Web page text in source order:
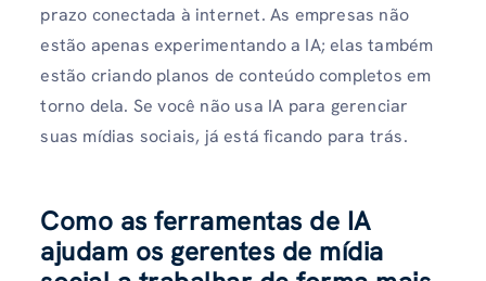
prazo conectada à internet. As empresas não
estão apenas experimentando a IA; elas também
estão criando planos de conteúdo completos em
torno dela. Se você não usa IA para gerenciar
suas mídias sociais, já está ficando para trás.
Como as ferramentas de IA
ajudam os gerentes de mídia